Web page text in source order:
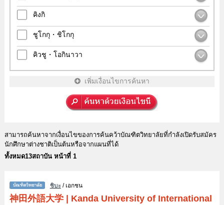
คิงกิ
ชูโกกุ・ชิโกกุ
คิวชู・โอกินาวา
เพิ่มเงื่อนไขการค้นหา
สามารถค้นหาจากเงื่อนไขของการค้นคว้าบัณฑิตวิทยาลัยที่กำลังเปิดรับสมัคร
นักศึกษาต่างชาติเป็นต้นหรือจากแผนที่ได้
ทั้งหมด13สถาบัน หน้าที่ 1
ชิบะ/ เอกชน
神田外語大学| Kanda University of International